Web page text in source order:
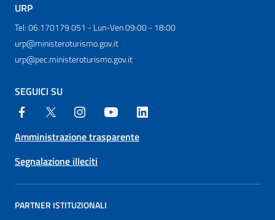
URP
Tel: 06.170179 051 - Lun-Ven 09:00 - 18:00
urp@ministeroturismo.gov.it
urp@pec.ministeroturismo.gov.it
SEGUICI SU
Amministrazione trasparente
Segnalazione illeciti
PARTNER ISTITUZIONALI